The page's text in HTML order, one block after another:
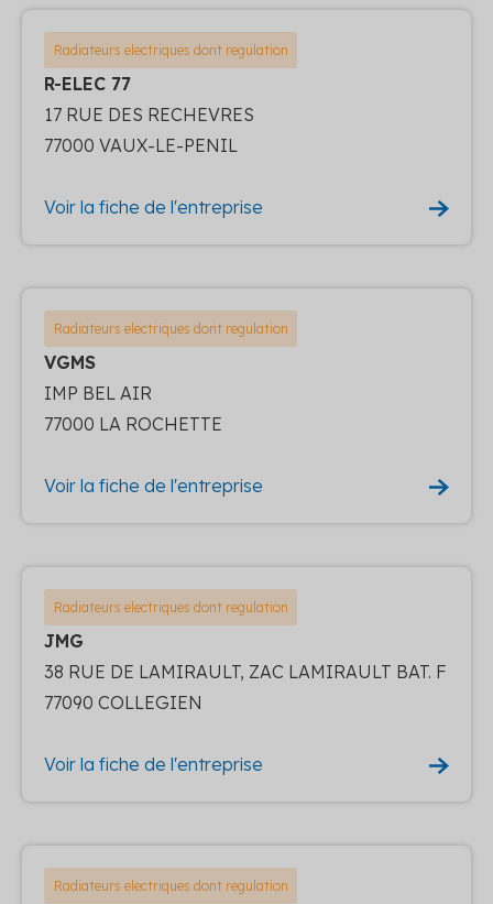
Radiateurs electriques dont regulation
R-ELEC 77
17 RUE DES RECHEVRES
77000 VAUX-LE-PENIL
Voir la fiche de l'entreprise
Radiateurs electriques dont regulation
VGMS
IMP BEL AIR
77000 LA ROCHETTE
Voir la fiche de l'entreprise
Radiateurs electriques dont regulation
JMG
38 RUE DE LAMIRAULT, ZAC LAMIRAULT BAT. F
77090 COLLEGIEN
Voir la fiche de l'entreprise
Radiateurs electriques dont regulation